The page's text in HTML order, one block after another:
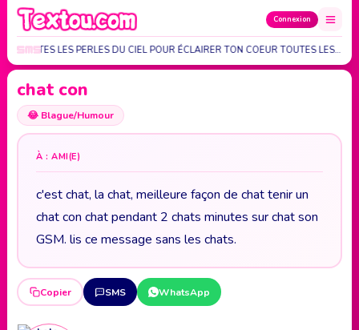
Connexion
TOUTES LES PERLES DU CIEL POUR ÉCLAIRER TON COEUR TOUTES LES…
chat con
😂 Blague/Humour
À : AMI(E)
c'est chat, la chat, meilleure façon de chat tenir un
chat con chat pendant 2 chats minutes sur chat son
GSM. lis ce message sans les chats.
Copier SMS WhatsApp